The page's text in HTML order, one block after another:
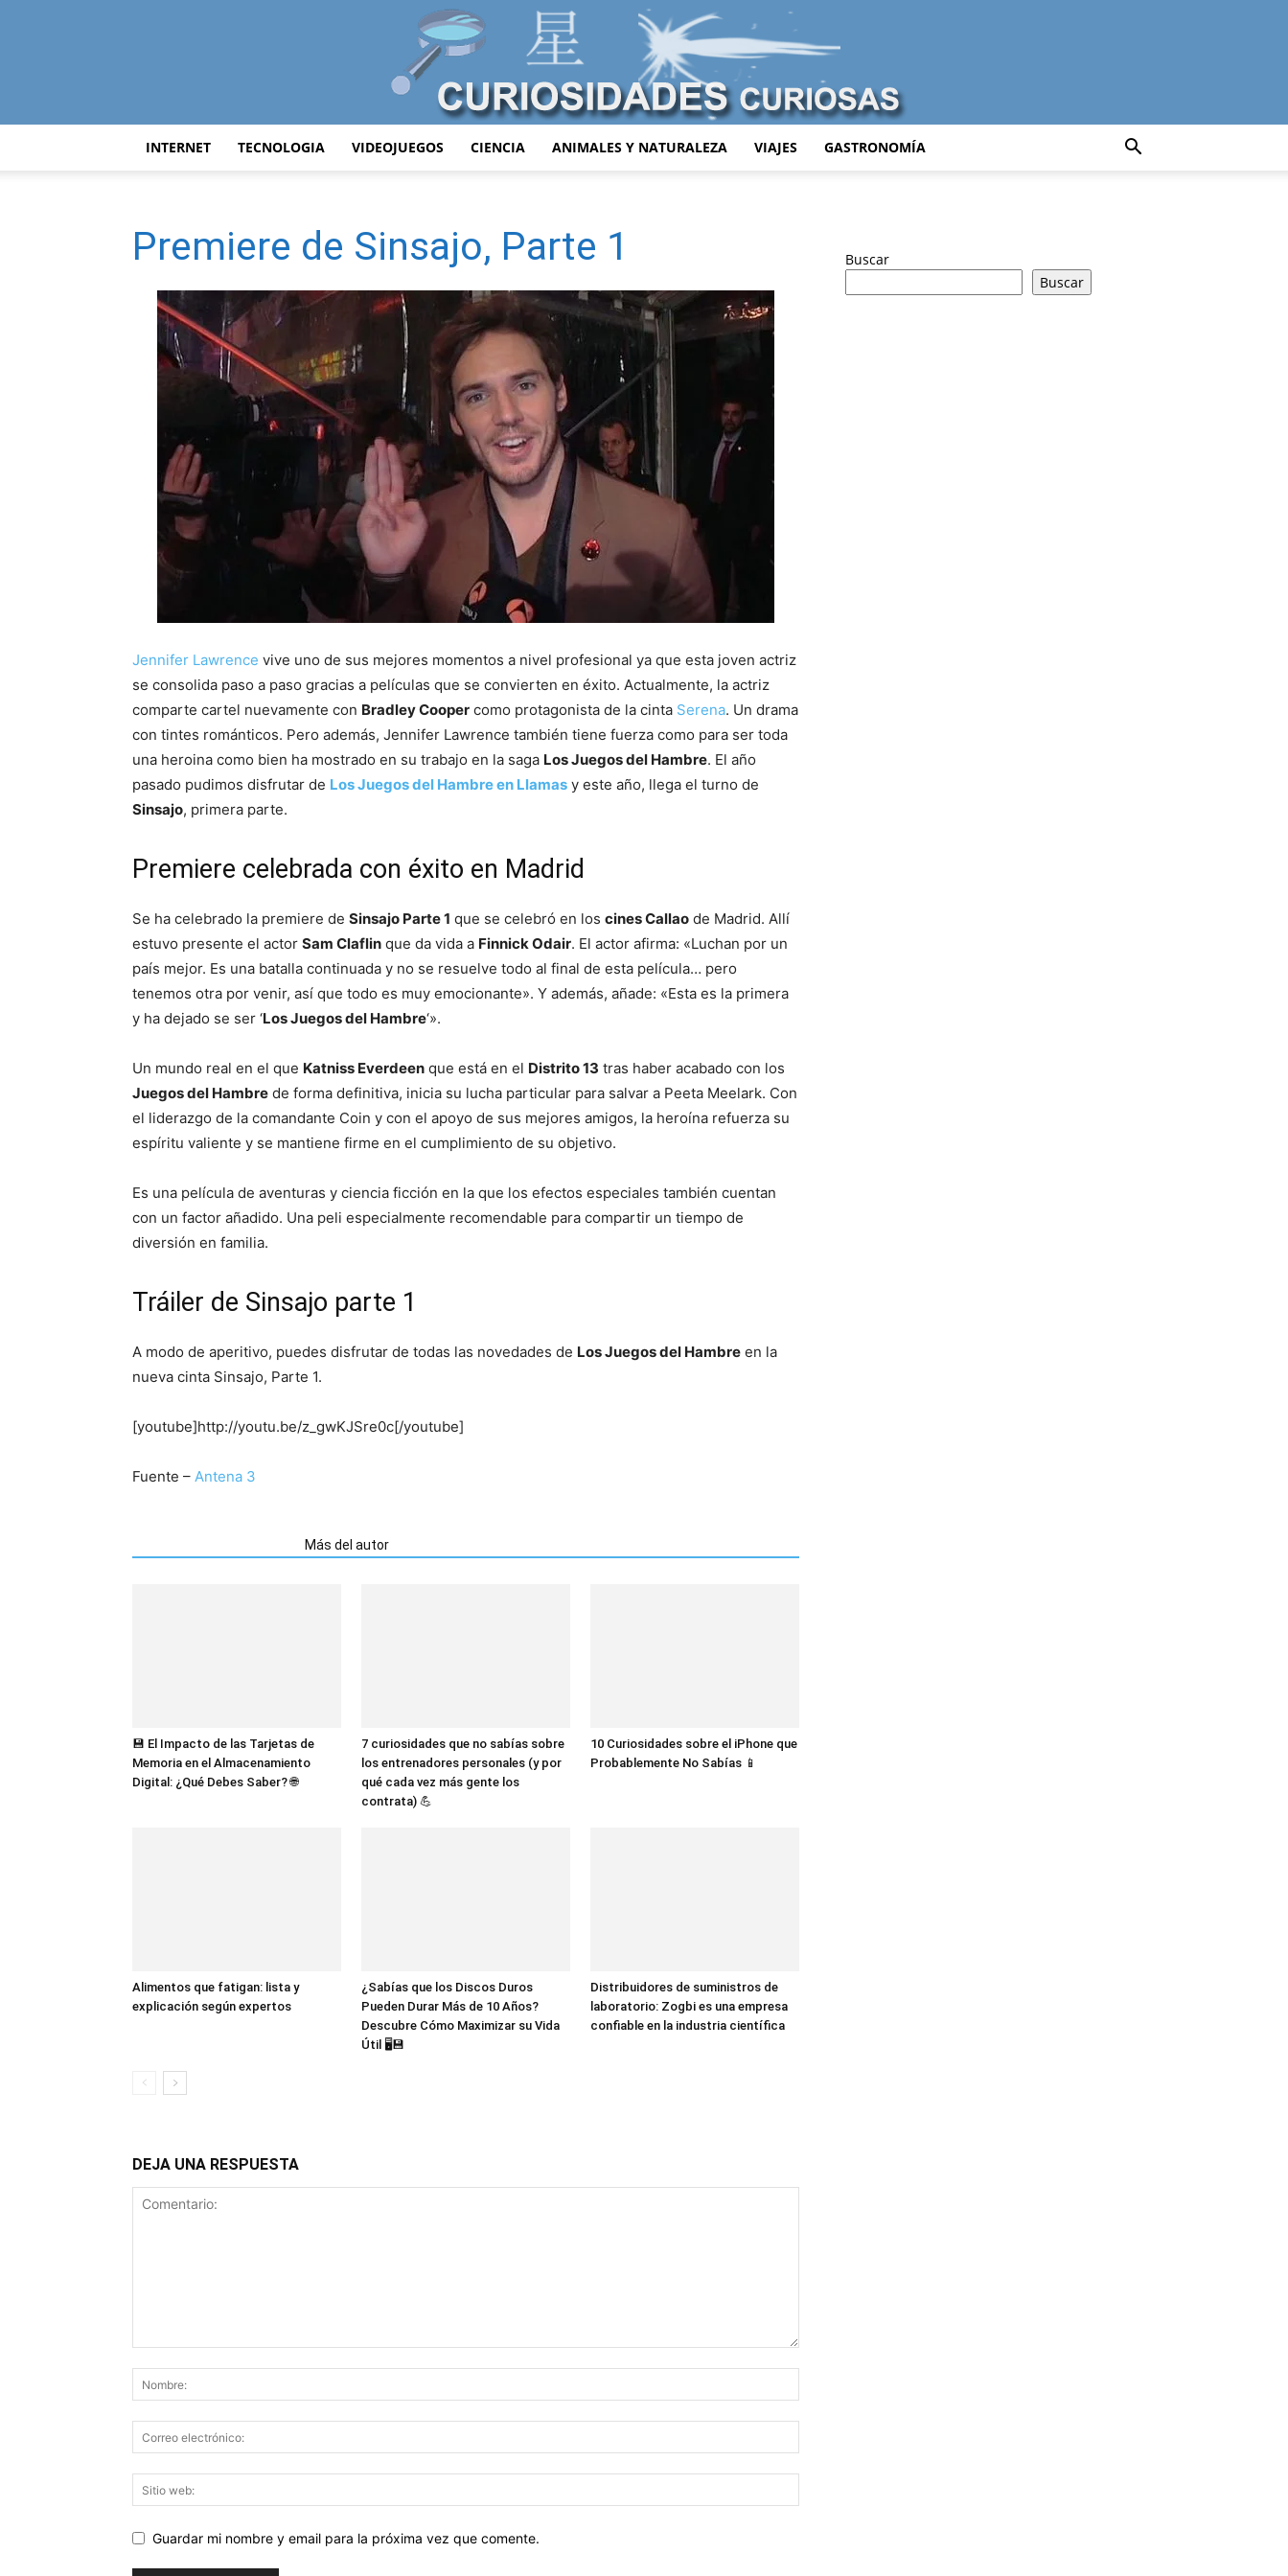
Curiosas
del
Mundo
INTERNET TECNOLOGIA VIDEOJUEGOS CIENCIA ANIMALES Y NATURALEZA VIAJES GASTRONOMÍA
Premiere de Sinsajo, Parte 1
Jennifer Lawrence vive uno de sus mejores momentos a nivel profesional ya que esta joven actriz
se consolida paso a paso gracias a películas que se convierten en éxito. Actualmente, la actriz
comparte cartel nuevamente con Bradley Cooper como protagonista de la cinta Serena. Un drama
con tintes románticos. Pero además, Jennifer Lawrence también tiene fuerza como para ser toda
una heroina como bien ha mostrado en su trabajo en la saga Los Juegos del Hambre. El año
pasado pudimos disfrutar de Los Juegos del Hambre en Llamas y este año, llega el turno de
Sinsajo, primera parte.
Premiere celebrada con éxito en Madrid
Se ha celebrado la premiere de Sinsajo Parte 1 que se celebró en los cines Callao de Madrid. Allí
estuvo presente el actor Sam Claflin que da vida a Finnick Odair. El actor afirma: «Luchan por un
país mejor. Es una batalla continuada y no se resuelve todo al final de esta película… pero
tenemos otra por venir, así que todo es muy emocionante». Y además, añade: «Esta es la primera
y ha dejado se ser ‘Los Juegos del Hambre‘».
Un mundo real en el que Katniss Everdeen que está en el Distrito 13 tras haber acabado con los
Juegos del Hambre de forma definitiva, inicia su lucha particular para salvar a Peeta Meelark. Con
el liderazgo de la comandante Coin y con el apoyo de sus mejores amigos, la heroína refuerza su
espíritu valiente y se mantiene firme en el cumplimiento de su objetivo.
Es una película de aventuras y ciencia ficción en la que los efectos especiales también cuentan
con un factor añadido. Una peli especialmente recomendable para compartir un tiempo de
diversión en familia.
Tráiler de Sinsajo parte 1
A modo de aperitivo, puedes disfrutar de todas las novedades de Los Juegos del Hambre en la
nueva cinta Sinsajo, Parte 1.
[youtube]http://youtu.be/z_gwKJSre0c[/youtube]
Fuente – Antena 3
Más del autor
💾 El Impacto de las Tarjetas de
Memoria en el Almacenamiento
Digital: ¿Qué Debes Saber? 🌐
7 curiosidades que no sabías sobre
los entrenadores personales (y por
qué cada vez más gente los
contrata) 💪
10 Curiosidades sobre el iPhone que
Probablemente No Sabías 📱
Alimentos que fatigan: lista y
explicación según expertos
¿Sabías que los Discos Duros
Pueden Durar Más de 10 Años?
Descubre Cómo Maximizar su Vida
Útil 🖥️💾
Distribuidores de suministros de
laboratorio: Zogbi es una empresa
confiable en la industria científica
DEJA UNA RESPUESTA
Guardar mi nombre y email para la próxima vez que comente.
Buscar
Buscar